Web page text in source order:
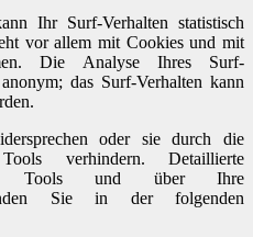
Ihr Surf-Verhalten statistisch
vor allem mit Cookies und mit
Die Analyse Ihres Surf-
das Surf-Verhalten kann
oder sie durch die
verhindern. Detaillierte
Tools und über Ihre
finden Sie in der folgenden